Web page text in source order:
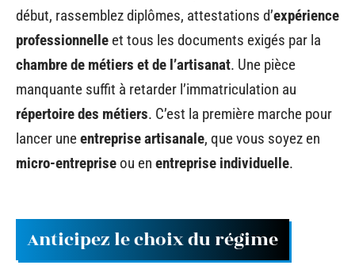
début, rassemblez diplômes, attestations d’expérience
professionnelle et tous les documents exigés par la
chambre de métiers et de l’artisanat. Une pièce
manquante suffit à retarder l’immatriculation au
répertoire des métiers. C’est la première marche pour
lancer uneentreprise artisanale, que vous soyez en
micro-entreprise ou en entreprise individuelle.
Anticipez le choix du régime